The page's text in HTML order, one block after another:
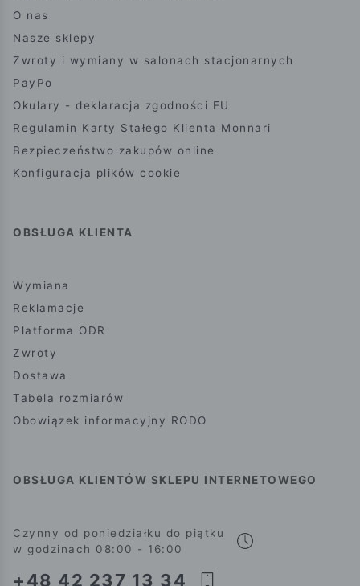
O nas
Nasze sklepy
Zwroty i wymiany w salonach stacjonarnych
PayPo
Okulary - deklaracja zgodności EU
Regulamin Karty Stałego Klienta Monnari
Bezpieczeństwo zakupów online
Konfiguracja plików cookie
OBSŁUGA KLIENTA
Wymiana
Reklamacje
Platforma ODR
Zwroty
Dostawa
Tabela rozmiarów
Obowiązek informacyjny RODO
OBSŁUGA KLIENTÓW SKLEPU INTERNETOWEGO
Czynny od poniedziałku do piątku
w godzinach 08:00 - 16:00
+48 42 237 13 34